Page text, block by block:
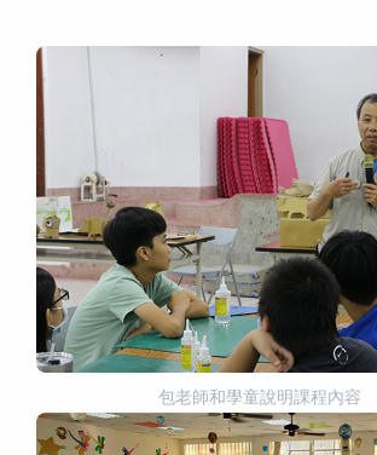
包老師和學童說明課程內容